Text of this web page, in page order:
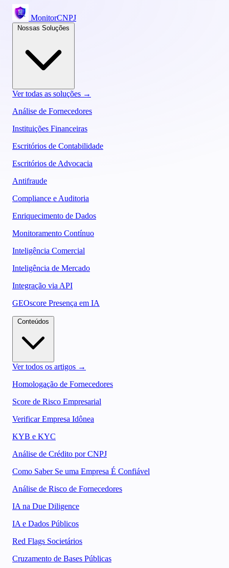
MonitorCNPJ
Ver todas as soluções →
Análise de Fornecedores
Instituições Financeiras
Escritórios de Contabilidade
Escritórios de Advocacia
Antifraude
Compliance e Auditoria
Enriquecimento de Dados
Monitoramento Contínuo
Inteligência Comercial
Inteligência de Mercado
Integração via API
GEOscore Presença em IA
Ver todos os artigos →
Homologação de Fornecedores
Score de Risco Empresarial
Verificar Empresa Idônea
KYB e KYC
Análise de Crédito por CNPJ
Como Saber Se uma Empresa É Confiável
Análise de Risco de Fornecedores
IA na Due Diligence
IA e Dados Públicos
Red Flags Societários
Cruzamento de Bases Públicas